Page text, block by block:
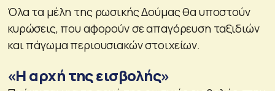
Όλα τα μέλη της ρωσικής Δούμας θα υποστούν
κυρώσεις, που αφορούν σε απαγόρευση ταξιδιών
και πάγωμα περιουσιακών στοιχείων.
«Η αρχή της εισβολής»